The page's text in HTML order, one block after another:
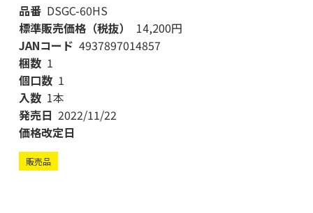
品番 DSGC-60HS
標準販売価格（税抜）
14,200円
JANコード 4937897014857
梱数 1
個口数 1
入数 1本
発売日 2022/11/22
価格改定日
販売品